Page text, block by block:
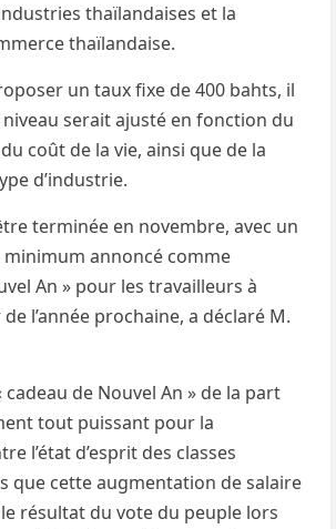
thaïlandaises et la
thaïlandaise.
un taux fixe de 400 bahts, il
serait ajusté en fonction du
coût de la vie, ainsi que de la
d’industrie.
terminée en novembre, avec un
minimum annoncé comme
An » pour les travailleurs à
l’année prochaine, a déclaré M.
de Nouvel An » de la part
tout puissant pour la
l’état d’esprit des classes
que cette augmentation de salaire
résultat du vote du peuple lors